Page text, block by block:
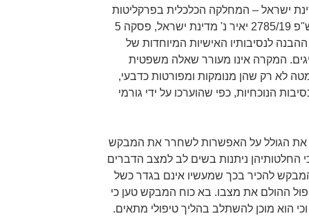
18 מאור נ' מדינת ישראל – המחלקה הכלכלית בפרקליטות
המדינה, פסקה 13 (15.8.2018); בש"פ 2785/19 יאיר נ' מדינת ישראל, פסקה 5
כל ההבנה לנסיבותיו האישיות המיוחדות של
המקרה אינו מעורר שאלה משפטית
לא רק שהן מנומקות ומפורטות כדבעי,
הנוכחיות, כפי שהוערכו על ידי גורמי
את הגולל על האפשרות לשחרר את המבקש
החלטותיהן ניתנות בשים לב למצב הדברים
המבקש להכיר בכך שמעשיו אינם בגדר כשל
ההולם את מצבו. בא כוח המבקש טען כי
הוא מוכן להשתלב בהליך טיפולי מתאים.